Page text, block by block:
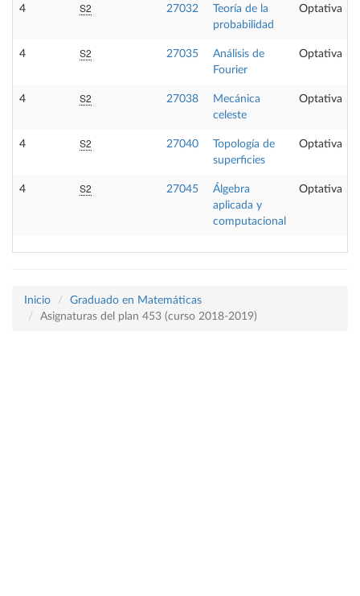
4 S2 27032
Teoría de la
probabilidad
Optativa
4 S2 27035
Análisis de
Fourier
Optativa
4 S2 27038
Mecánica
celeste
Optativa
4 S2 27040
Topología de
superficies
Optativa
4 S2 27045
Álgebra
aplicada y
computacional
Optativa
Inicio
Graduado en Matemáticas
Asignaturas del plan 453 (curso 2018-2019)